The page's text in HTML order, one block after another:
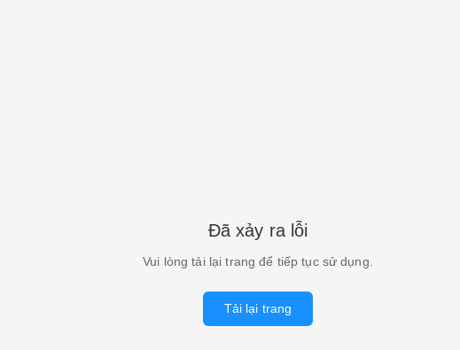
Đã xảy ra lỗi
Vui lòng tải lại trang để tiếp tục sử dụng.
Tải lại trang